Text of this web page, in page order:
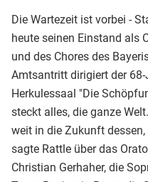
Die Wartezeit ist vorbei -
heute seinen Einstand als
und des Chores des
Amtsantritt dirigiert der
Herkulessaal "Die
steckt alles, die ganze
weit in die Zukunft
sagte Rattle über das
Christian Gerhaher, die